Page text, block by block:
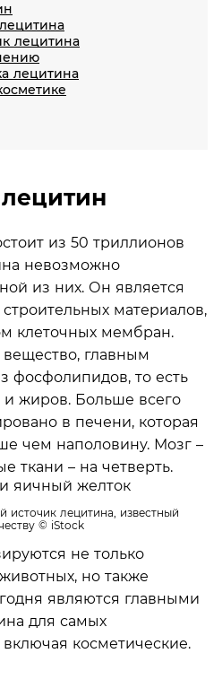
лецитина
лецитина
из 50 триллионов
невозможно
из них. Он является
материалов,
клеточных мембран.
главным
фосфолипидов, то есть
жиров. Больше всего
в печени, которая
чем наполовину. Мозг –
ткани – на четверть.
источик лецитина, известный
© iStock
не только
но также
являются главными
для самых
косметические.